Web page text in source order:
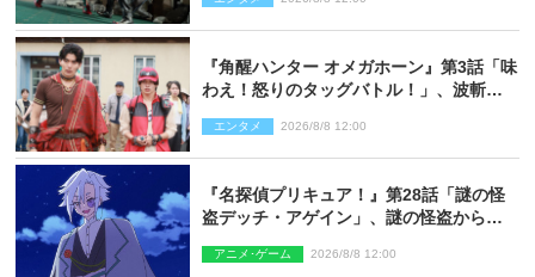
『角醒ハンター オメガホーン』第3話「味
わえ！怒りのタッグバトル！」、波斬の
エンタメ 2026/8/8 12:00
『名探偵プリキュア！』第28話「謎の怪
盗デッチ・アゲイン」、謎の怪盗から不
アニメ･ゲーム 2026/8/8 12:00